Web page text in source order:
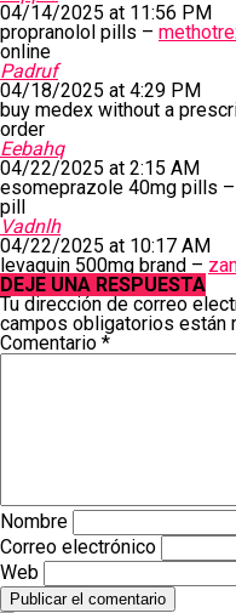
04/14/2025 at 11:56 PM
propranolol pills –
online
Padruf
04/18/2025 at 4:29 PM
buy medex without a
order
Eebahq
04/22/2025 at 2:15 AM
esomeprazole 40mg pills –
pill
Vadnlh
04/22/2025 at 10:17 AM
levaquin 500mg brand –
DEJE UNA RESPUESTA
Tu dirección de correo
campos obligatorios están
Comentario *
Nombre
Correo electrónico
Web